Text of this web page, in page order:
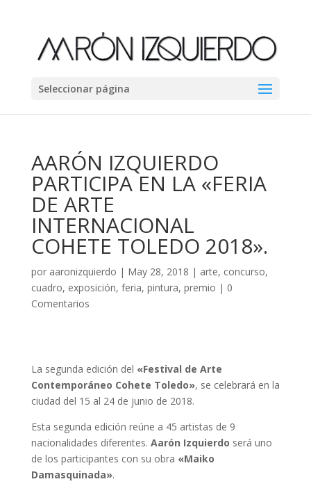
Seleccionar página
AARÓN IZQUIERDO
PARTICIPA EN LA «FERIA
DE ARTE
INTERNACIONAL
COHETE TOLEDO 2018».
por aaronizquierdo | May 28, 2018 | arte, concurso,
cuadro, exposición, feria, pintura, premio | 0
Comentarios
La segunda edición del «Festival de Arte
Contemporáneo Cohete Toledo», se celebrará en la
ciudad del 15 al 24 de junio de 2018.
Esta segunda edición reúne a 45 artistas de 9
nacionalidades diferentes. Aarón Izquierdo será uno
de los participantes con su obra «Maiko
Damasquinada».